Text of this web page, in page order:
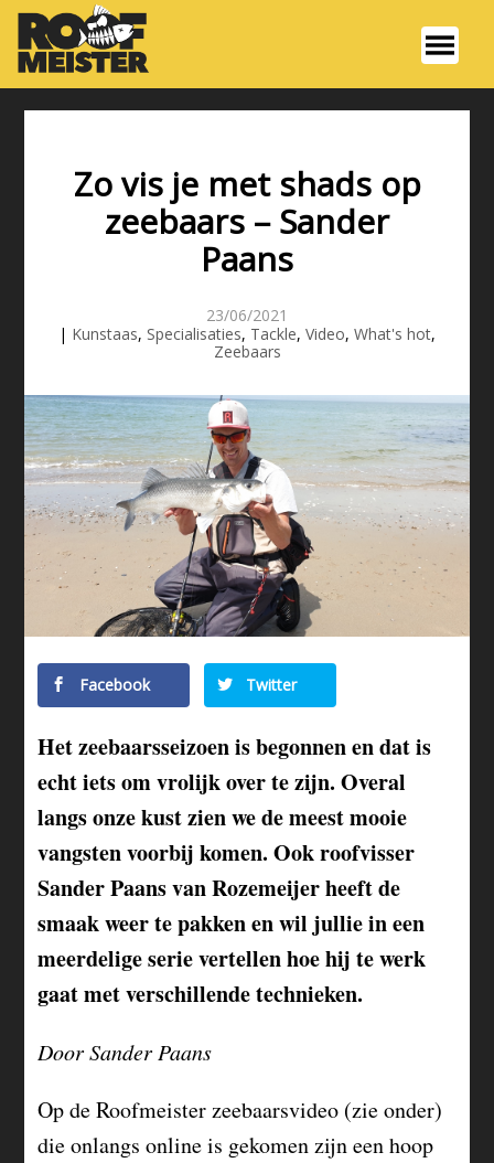
Zo vis je met shads op
zeebaars – Sander
Paans
23/06/2021
| Kunstaas, Specialisaties, Tackle, Video, What's hot,
Zeebaars
Facebook Twitter
Het zeebaarsseizoen is begonnen en dat is
echt iets om vrolijk over te zijn. Overal
langs onze kust zien we de meest mooie
vangsten voorbij komen. Ook roofvisser
Sander Paans van Rozemeijer heeft de
smaak weer te pakken en wil jullie in een
meerdelige serie vertellen hoe hij te werk
gaat met verschillende technieken.
Door Sander Paans
Op de Roofmeister zeebaarsvideo (zie onder)
die onlangs online is gekomen zijn een hoop